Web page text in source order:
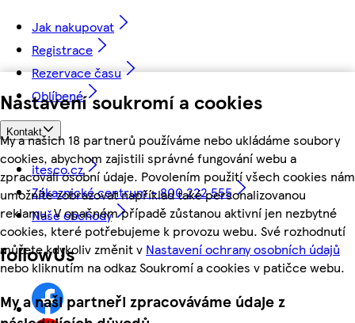
Nastavení soukromí a cookies
My a našich 18 partnerů používáme nebo ukládáme soubory
cookies, abychom zajistili správné fungování webu a
zpracovali osobní údaje. Povolením použití všech cookies nám
umožníte zobrazovat například také personalizovanou
reklamu. V opačném případě zůstanou aktivní jen nezbytné
cookies, které potřebujeme k provozu webu. Své rozhodnutí
můžete kdykoliv změnit v Nastavení ochrany osobních údajů
nebo kliknutím na odkaz Soukromí a cookies v patičce webu.
My a naši partneři zpracováváme údaje z
Jak nakupovat
Registrace
Rezervace času
Oblíbené
Kontakt
itesco.cz
Zákaznické centrum - 800 222 555
Naše obchody
followUs